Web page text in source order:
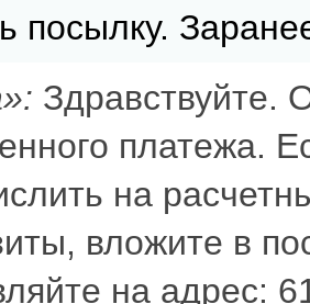
посылку.
Здравствуйте.
платежа.
на
вложите в
на адрес: